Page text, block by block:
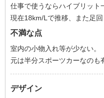
仕事で使うならハイブリット
現在18km/Lで推移、また足回
不満な点
室内の小物入れ等が少ない。
元は半分スポーツカーなのも
デザイン